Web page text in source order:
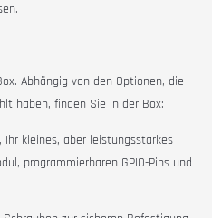
Abhängig von den Optionen, die
haben, finden Sie in der Box:
Ihr kleines, aber leistungsstarkes
programmierbaren GPIO-Pins und